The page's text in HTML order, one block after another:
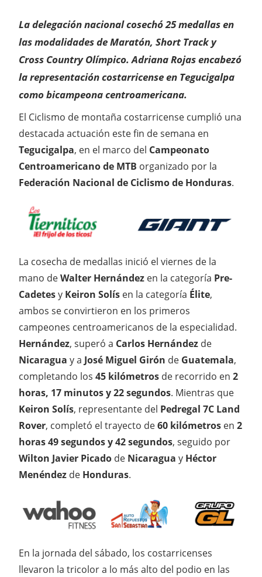
La delegación nacional cosechó 25 medallas en
las modalidades de Maratón, Short Track y
Cross Country Olímpico. Adriana Rojas encabezó
la representación costarricense en Tegucigalpa
como bicampeona centroamericana.
El Ciclismo de montaña costarricense cumplió una
destacada actuación este fin de semana en
Tegucigalpa, en el marco del Campeonato
Centroamericano de MTB organizado por la
Federación Nacional de Ciclismo de Honduras.
La cosecha de medallas inició el viernes de la
mano deWalter Hernández en la categoría Pre-
Cadetesy Keiron Solís en la categoría Élite,
ambos se convirtieron en los primeros
campeones centroamericanos de la especialidad.
Hernández, superó a Carlos Hernández de
Nicaragua y a José Miguel Girón de Guatemala,
completando los 45 kilómetros de recorrido en 2
horas, 17 minutos y 22 segundos. Mientras que
Keiron Solís, representante del Pedregal 7C Land
Rover, completó el trayecto de60 kilómetros en 2
horas 49 segundos y 42 segundos, seguido por
Wilton Javier Picado de Nicaragua y Héctor
Menéndez de Honduras.
En la jornada del sábado, los costarricenses
llevaron la tricolor a lo más alto del podio en las